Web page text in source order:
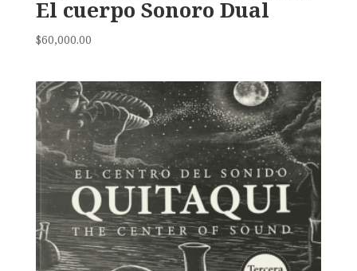
El cuerpo Sonoro Dual
$60,000.00